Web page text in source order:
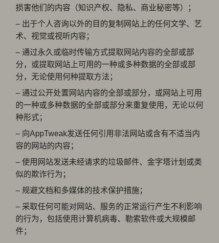
损害他们的内容（知识产权、隐私、商业秘密等）；
– 出于个人咨询以外的目的复制网站上的任何文学、艺
术、视觉或视听内容；
– 通过永久或临时传输方式提取网站内容的全部或部
分，或提取网站上可用的一种或多种数据的全部或部
分，无论使用何种提取方法；
– 通过公开处置网站内容的全部或部分，或网站上可用
的一种或多种数据的全部或部分来重复使用，无论以何
种形式；
– 向AppTweak发送任何引用非法网站或含有不适当内
容的网站的内容；
– 使用网站发送未经请求的垃圾邮件、金字塔计划或类
似的欺诈行为；
– 规避文档和多媒体的技术保护措施；
– 采取任何可能对网站、服务的正常运行产生不利影响
的行为，包括使用计算机病毒、勒索软件或大规模邮
件；